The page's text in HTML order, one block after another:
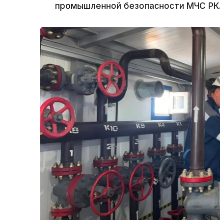
промышленной безопасности МЧС